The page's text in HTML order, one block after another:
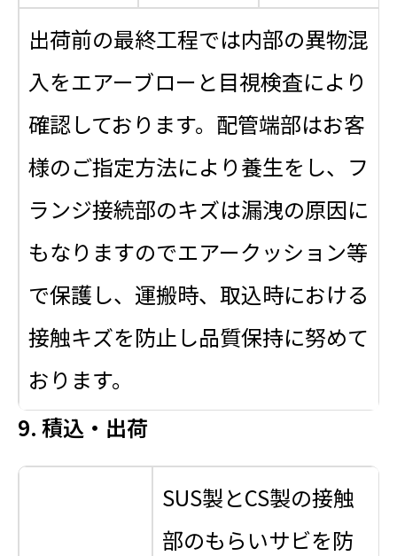
出荷前の最終工程では内部の異物混
入をエアーブローと目視検査により
確認しております。配管端部はお客
様のご指定方法により養生をし、フ
ランジ接続部のキズは漏洩の原因に
もなりますのでエアークッション等
で保護し、運搬時、取込時における
接触キズを防止し品質保持に努めて
おります。
9. 積込・出荷
SUS製とCS製の接触
部のもらいサビを防